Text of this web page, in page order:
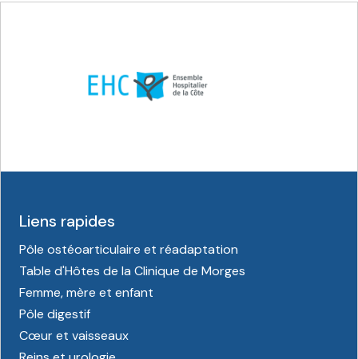
Liens rapides
Pôle ostéoarticulaire et réadaptation
Table d'Hôtes de la Clinique de Morges
Femme, mère et enfant
Pôle digestif
Cœur et vaisseaux